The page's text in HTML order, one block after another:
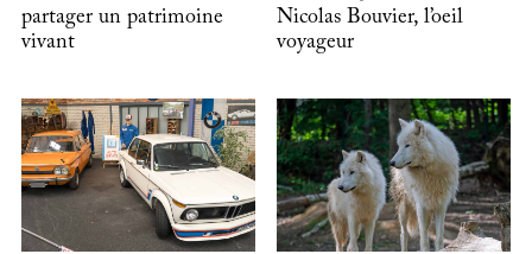
partager un patrimoine
vivant
Nicolas Bouvier, l’oeil
voyageur